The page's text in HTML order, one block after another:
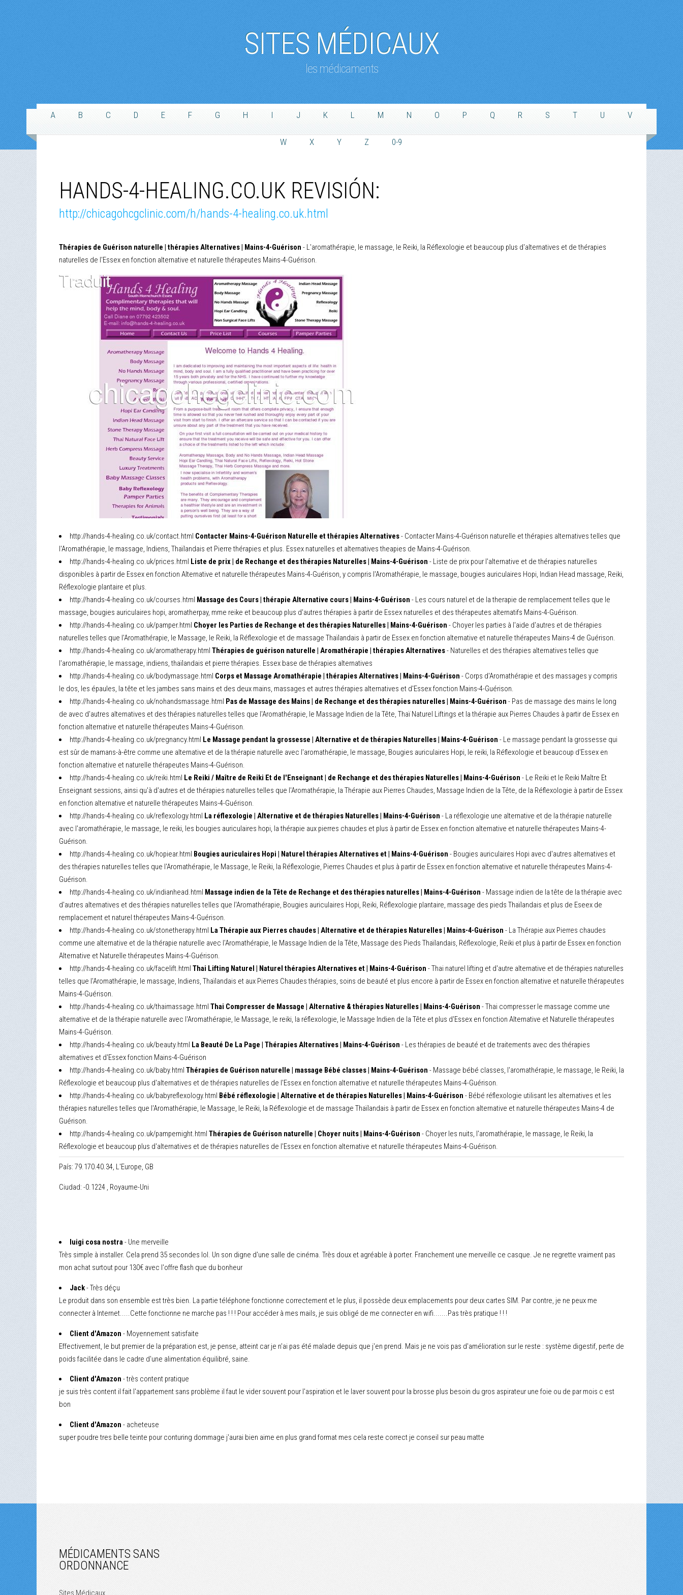
SITES MÉDICAUX
les médicaments
A B C D E F G H I J K L M N O P Q R S T U V
W X Y Z 0-9
HANDS-4-HEALING.CO.UK REVISIÓN:
http://chicagohcgclinic.com/h/hands-4-healing.co.uk.html
Thérapies de Guérison naturelle | thérapies Alternatives | Mains-4-Guérison - L'aromathérapie, le massage, le Reiki, la Réflexologie et beaucoup plus d'alternatives et de thérapies
naturelles de l'Essex en fonction alternative et naturelle thérapeutes Mains-4-Guérison.
http://hands-4-healing.co.uk/contact.html Contacter Mains-4-Guérison Naturelle et thérapies Alternatives- Contacter Mains-4-Guérison naturelle et thérapies alternatives telles que
l'Aromathérapie, le massage, Indiens, Thaïlandais et Pierre thérapies et plus. Essex naturelles et alternatives theapies de Mains-4-Guérison.
http://hands-4-healing.co.uk/prices.html Liste de prix | de Rechange et des thérapies Naturelles | Mains-4-Guérison - Liste de prix pour l'alternative et de thérapies naturelles
disponibles à partir de Essex en fonction Alternative et naturelle thérapeutes Mains-4-Guérison, y compris l'Aromathérapie, le massage, bougies auriculaires Hopi, Indian Head massage, Reiki,
Réflexologie plantaire et plus.
http://hands-4-healing.co.uk/courses.html Massage des Cours | thérapie Alternative cours | Mains-4-Guérison - Les cours naturel et de la therapie de remplacement telles que le
massage, bougies auriculaires hopi, aromatherpay, mme reike et beaucoup plus d'autres thérapies à partir de Essex naturelles et des thérapeutes alternatifs Mains-4-Guérison.
http://hands-4-healing.co.uk/pamper.html Choyer les Parties de Rechange et des thérapies Naturelles | Mains-4-Guérison - Choyer les parties à l'aide d'autres et de thérapies
naturelles telles que l'Aromathérapie, le Massage, le Reiki, la Réflexologie et de massage Thaïlandais à partir de Essex en fonction alternative et naturelle thérapeutes Mains-4 de Guérison.
http://hands-4-healing.co.uk/aromatherapy.html Thérapies de guérison naturelle | Aromathérapie | thérapies Alternatives- Naturelles et des thérapies alternatives telles que
l'aromathérapie, le massage, indiens, thaïlandais et pierre thérapies. Essex base de thérapies alternatives
http://hands-4-healing.co.uk/bodymassage.html Corps et Massage Aromathérapie | thérapies Alternatives | Mains-4-Guérison - Corps d'Aromathérapie et des massages y compris
le dos, les épaules, la tête et les jambes sans mains et des deux mains, massages et autres thérapies alternatives et d'Essex fonction Mains-4-Guérison.
http://hands-4-healing.co.uk/nohandsmassage.html Pas de Massage des Mains | de Rechange et des thérapies naturelles | Mains-4-Guérison - Pas de massage des mains le long
de avec d'autres alternatives et des thérapies naturelles telles que l'Aromathérapie, le Massage Indien de la Tête, Thaï Naturel Liftings et la thérapie aux Pierres Chaudes à partir de Essex en
fonction alternative et naturelle thérapeutes Mains-4-Guérison.
http://hands-4-healing.co.uk/pregnancy.html Le Massage pendant la grossesse | Alternative et de thérapies Naturelles | Mains-4-Guérison - Le massage pendant la grossesse qui
est sûr de mamans-à-être comme une alternative et de la thérapie naturelle avec l'aromathérapie, le massage, Bougies auriculaires Hopi, le reiki, la Réflexologie et beaucoup d'Essex en
fonction alternative et naturelle thérapeutes Mains-4-Guérison.
http://hands-4-healing.co.uk/reiki.html Le Reiki / Maître de Reiki Et de l'Enseignant | de Rechange et des thérapies Naturelles | Mains-4-Guérison - Le Reiki et le Reiki Maître Et
Enseignant sessions, ainsi qu'à d'autres et de thérapies naturelles telles que l'Aromathérapie, la Thérapie aux Pierres Chaudes, Massage Indien de la Tête, de la Réflexologie à partir de Essex
en fonction alternative et naturelle thérapeutes Mains-4-Guérison.
http://hands-4-healing.co.uk/reflexology.html La réflexologie | Alternative et de thérapies Naturelles | Mains-4-Guérison - La réflexologie une alternative et de la thérapie naturelle
avec l'aromathérapie, le massage, le reiki, les bougies auriculaires hopi, la thérapie aux pierres chaudes et plus à partir de Essex en fonction alternative et naturelle thérapeutes Mains-4-
Guérison.
http://hands-4-healing.co.uk/hopiear.html Bougies auriculaires Hopi | Naturel thérapies Alternatives et | Mains-4-Guérison - Bougies auriculaires Hopi avec d'autres alternatives et
des thérapies naturelles telles que l'Aromathérapie, le Massage, le Reiki, la Réflexologie, Pierres Chaudes et plus à partir de Essex en fonction alternative et naturelle thérapeutes Mains-4-
Guérison.
http://hands-4-healing.co.uk/indianhead.html Massage indien de la Tête de Rechange et des thérapies naturelles | Mains-4-Guérison - Massage indien de la tête de la thérapie avec
d'autres alternatives et des thérapies naturelles telles que l'Aromathérapie, Bougies auriculaires Hopi, Reiki, Réflexologie plantaire, massage des pieds Thaïlandais et plus de Eseex de
remplacement et naturel thérapeutes Mains-4-Guérison.
http://hands-4-healing.co.uk/stonetherapy.html La Thérapie aux Pierres chaudes | Alternative et de thérapies Naturelles | Mains-4-Guérison - La Thérapie aux Pierres chaudes
comme une alternative et de la thérapie naturelle avec l'Aromathérapie, le Massage Indien de la Tête, Massage des Pieds Thaïlandais, Réflexologie, Reiki et plus à partir de Essex en fonction
Alternative et Naturelle thérapeutes Mains-4-Guérison.
http://hands-4-healing.co.uk/facelift.html Thai Lifting Naturel | Naturel thérapies Alternatives et | Mains-4-Guérison - Thai naturel lifting et d'autre alternative et de thérapies naturelles
telles que l'Aromathérapie, le massage, Indiens, Thaïlandais et aux Pierres Chaudes thérapies, soins de beauté et plus encore à partir de Essex en fonction alternative et naturelle thérapeutes
Mains-4-Guérison.
http://hands-4-healing.co.uk/thaimassage.html Thai Compresser de Massage | Alternative & thérapies Naturelles | Mains-4-Guérison - Thai compresser le massage comme une
alternative et de la thérapie naturelle avec l'Aromathérapie, le Massage, le reiki, la réflexologie, le Massage Indien de la Tête et plus d'Essex en fonction Alternative et Naturelle thérapeutes
Mains-4-Guérison.
http://hands-4-healing.co.uk/beauty.html La Beauté De La Page | Thérapies Alternatives | Mains-4-Guérison - Les thérapies de beauté et de traitements avec des thérapies
alternatives et d'Essex fonction Mains-4-Guérison
http://hands-4-healing.co.uk/baby.html Thérapies de Guérison naturelle | massage Bébé classes | Mains-4-Guérison - Massage bébé classes, l'aromathérapie, le massage, le Reiki, la
Réflexologie et beaucoup plus d'alternatives et de thérapies naturelles de l'Essex en fonction alternative et naturelle thérapeutes Mains-4-Guérison.
http://hands-4-healing.co.uk/babyreflexology.html Bébé réflexologie | Alternative et de thérapies Naturelles | Mains-4-Guérison - Bébé réflexologie utilisant les alternatives et les
thérapies naturelles telles que l'Aromathérapie, le Massage, le Reiki, la Réflexologie et de massage Thaïlandais à partir de Essex en fonction alternative et naturelle thérapeutes Mains-4 de
Guérison.
http://hands-4-healing.co.uk/pampernight.html Thérapies de Guérison naturelle | Choyer nuits | Mains-4-Guérison - Choyer les nuits, l'aromathérapie, le massage, le Reiki, la
Réflexologie et beaucoup plus d'alternatives et de thérapies naturelles de l'Essex en fonction alternative et naturelle thérapeutes Mains-4-Guérison.
País: 79.170.40.34, L'Europe, GB
Ciudad: -0.1224 , Royaume-Uni
luigi cosa nostra- Une merveille
Très simple à installer. Cela prend 35 secondes lol. Un son digne d'une salle de cinéma. Très doux et agréable à porter. Franchement une merveille ce casque. Je ne regrette vraiment pas
mon achat surtout pour 130€ avec l'offre flash que du bonheur
Jack- Très déçu
Le produit dans son ensemble est très bien. La partie téléphone fonctionne correctement et le plus, il possède deux emplacements pour deux cartes SIM. Par contre, je ne peux me
connecter à Internet.....Cette fonctionne ne marche pas ! ! ! Pour accéder à mes mails, je suis obligé de me connecter en wifi.......Pas très pratique ! ! !
Client d'Amazon - Moyennement satisfaite
Effectivement, le but premier de la préparation est, je pense, atteint car je n'ai pas été malade depuis que j'en prend. Mais je ne vois pas d'amélioration sur le reste : système digestif, perte de
poids facilitée dans le cadre d'une alimentation équilibré, saine.
Client d'Amazon - très content pratique
je suis très content il fait l'appartement sans problème il faut le vider souvent pour l'aspiration et le laver souvent pour la brosse plus besoin du gros aspirateur une foie ou de par mois c est
bon
Client d'Amazon - acheteuse
super poudre tres belle teinte pour conturing dommage j'aurai bien aime en plus grand format mes cela reste correct je conseil sur peau matte
MÉDICAMENTS SANS
ORDONNANCE
Sites Médicaux